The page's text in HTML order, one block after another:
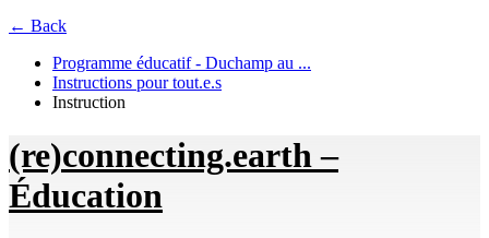
← Back
Programme éducatif - Duchamp au ...
Instructions pour tout.e.s
Instruction
(re)connecting.earth –
Éducation